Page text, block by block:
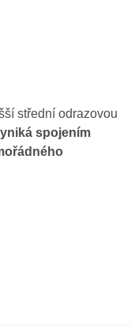
střední odrazovou
spojením